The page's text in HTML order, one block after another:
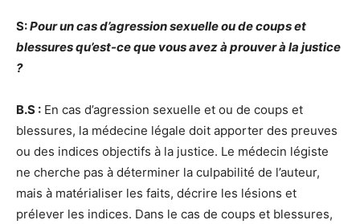
S:Pour un cas d’agression sexuelle ou de coups et
blessures qu’est-ce que vous avez à prouver à la justice
?
B.S : En cas d’agression sexuelle et ou de coups et
blessures, la médecine légale doit apporter des preuves
ou des indices objectifs à la justice. Le médecin légiste
ne cherche pas à déterminer la culpabilité de l’auteur,
mais à matérialiser les faits, décrire les lésions et
prélever les indices. Dans le cas de coups et blessures,